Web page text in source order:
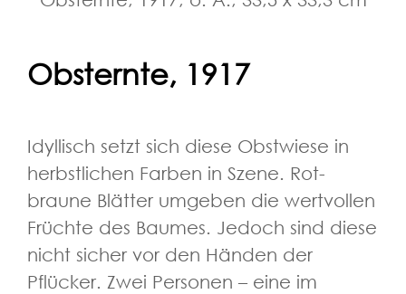
Obsternte, 1917
Idyllisch setzt sich diese Obstwiese in
herbstlichen Farben in Szene. Rot-
braune Blätter umgeben die wertvollen
Früchte des Baumes. Jedoch sind diese
nicht sicher vor den Händen der
Pflücker. Zwei Personen – eine im